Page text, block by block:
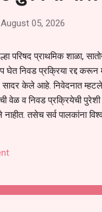
August 05, 2026
परिषद प्राथमिक शाळा,
घेत निवड प्रक्रिया रद्द
सादर केले आहे. निवेदनात
वेळ व निवड प्रक्रियेची
तसेच सर्व पालकांना
अशी मागणी पालकांनी केली
परतूर यांनाही